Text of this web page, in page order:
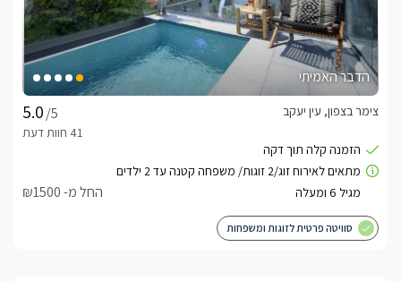
הדבר האמיתי
/5
צימר בצפון, עין יעקב
החל מ- ₪1500
סוויטה פרטית לזוגות ומשפחות